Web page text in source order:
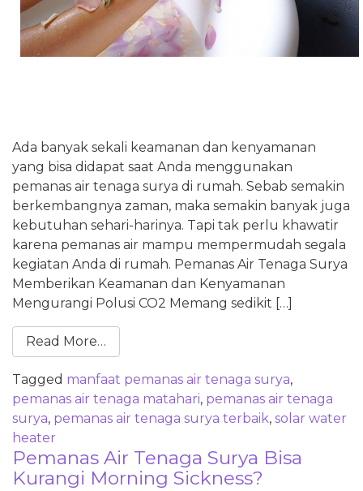
Ada banyak sekali keamanan dan kenyamanan
yang bisa didapat saat Anda menggunakan
pemanas air tenaga surya di rumah. Sebab semakin
berkembangnya zaman, maka semakin banyak juga
kebutuhan sehari-harinya. Tapi tak perlu khawatir
karena pemanas air mampu mempermudah segala
kegiatan Anda di rumah. Pemanas Air Tenaga Surya
Memberikan Keamanan dan Kenyamanan
Mengurangi Polusi CO2 Memang sedikit […]
Read More…
Tagged manfaat pemanas air tenaga surya,
pemanas air tenaga matahari, pemanas air tenaga
surya, pemanas air tenaga surya terbaik, solar water
heater
Pemanas Air Tenaga Surya Bisa
Kurangi Morning Sickness?